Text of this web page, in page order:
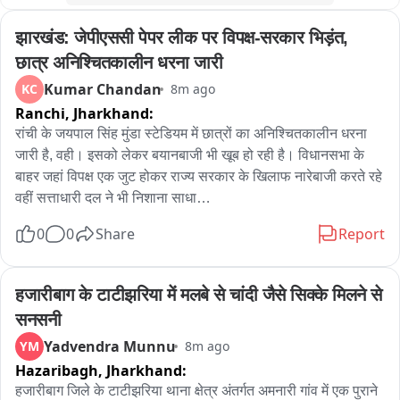
झारखंड: जेपीएससी पेपर लीक पर विपक्ष-सरकार भिड़ंत,
छात्र अनिश्चितकालीन धरना जारी
KC Kumar Chandan 8m ago
Ranchi, Jharkhand:
रांची के जयपाल सिंह मुंडा स्टेडियम में छात्रों का अनिश्चितकालीन धरना
जारी है, वही। इसको लेकर बयानबाजी भी खूब हो रही है। विधानसभा के
बाहर जहां विपक्ष एक जुट होकर राज्य सरकार के खिलाफ नारेबाजी करते रहे
वहीं सत्ताधारी दल ने भी निशाना साधा
मंत्री सुदिव्य सोनू ने प्रतिक्रिया देते हुए कहा, बीजेपी के वरिष्ठ नेता
तो अपने महाधिवक्ता की जगह अपना नाम भेजे देते, जो कोचिंग माफिया हैं
वार्ता का इतना शौक तो वो अपना नाम भी भेज देते, छात्रों से अपने आंदोलन
को राजनीतिक दल के पास गिरवी नहीं रखें। छात्रों के मुद्दे को गंभीरता से
समाधान राज्य सरकार निकालना चाहती है। छद्म राजनीति नहीं चलेगी।
छात्रों का प्रतिनिधिमंडल जब सरकार से बात करना चाहेगा , स्वागत है।
छात्र आंदोलन के प्रतिनिधिमंडल में किस पूर्व महाधिवक्ता का नाम देखा है,
0 0 Share Report
हजारीबाग के टाटीझरिया में मलबे से चांदी जैसे सिक्के मिलने से
सनसनी
YM Yadvendra Munnu 8m ago
Hazaribagh, Jharkhand:
हजारीबाग जिले के टाटीझरिया थाना क्षेत्र अंतर्गत अमनारी गांव में एक पुराने